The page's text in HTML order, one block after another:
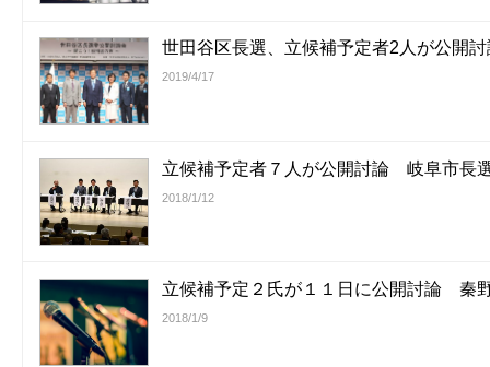
世田谷区長選、立候補予定者2人が公開討
2019/4/17
立候補予定者７人が公開討論 岐阜市長
2018/1/12
立候補予定２氏が１１日に公開討論 秦
2018/1/9